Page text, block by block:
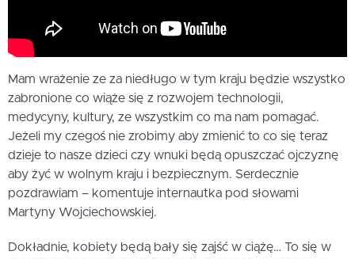
Mam wrażenie ze za niedługo w tym kraju będzie wszystko
zabronione co wiąże się z rozwojem technologii,
medycyny, kultury, ze wszystkim co ma nam pomagać.
Jeżeli my czegoś nie zrobimy aby zmienić to co się teraz
dzieje to nasze dzieci czy wnuki będą opuszczać ojczyznę
aby żyć w wolnym kraju i bezpiecznym. Serdecznie
pozdrawiam – komentuje internautka pod słowami
Martyny Wojciechowskiej.
Dokładnie, kobiety będą bały się zajść w ciążę… To się w